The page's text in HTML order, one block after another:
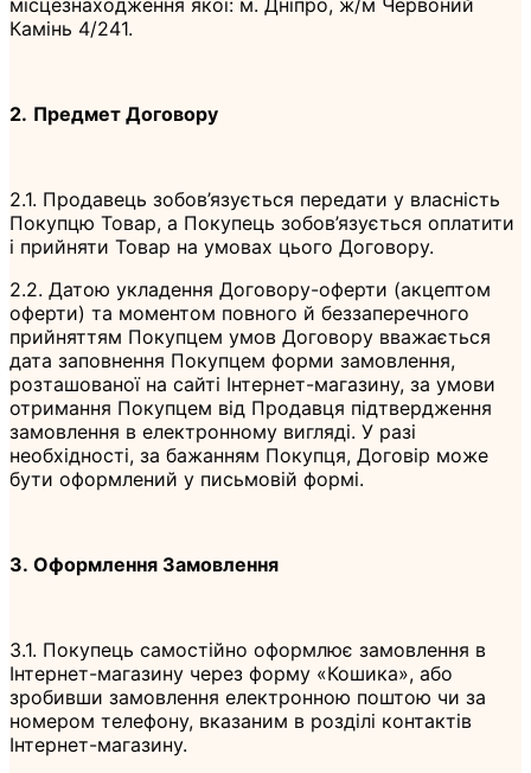
Камінь 4/241.
2. Предмет Договору
2.1. Продавець зобов’язується передати у власність
Покупцю Товар, а Покупець зобов’язується оплатити
і прийняти Товар на умовах цього Договору.
2.2. Датою укладення Договору-оферти (акцептом
оферти) та моментом повного й беззаперечного
прийняттям Покупцем умов Договору вважається
дата заповнення Покупцем форми замовлення,
розташованої на сайті Інтернет-магазину, за умови
отримання Покупцем від Продавця підтвердження
замовлення в електронному вигляді. У разі
необхідності, за бажанням Покупця, Договір може
бути оформлений у письмовій формі.
3. Оформлення Замовлення
3.1. Покупець самостійно оформлює замовлення в
Інтернет-магазину через форму «Кошика», або
зробивши замовлення електронною поштою чи за
номером телефону, вказаним в розділі контактів
Інтернет-магазину.